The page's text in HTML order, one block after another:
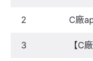
2 C廠
3 【C